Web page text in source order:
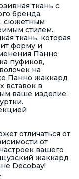
ткань с
бренда.
сюжетным
стилем.
ткань, которая
форму и
Панно
пуфиков,
на
Панно жаккард
вставок в
ваше изделие:
отличаться от
от
вашего
жаккард
Decobay!